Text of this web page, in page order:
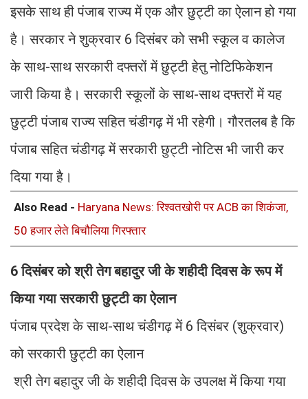
इसके साथ ही पंजाब राज्य में एक और छुट्टी का ऐलान हो गया
है। सरकार ने शुक्रवार 6 दिसंबर को सभी स्कूल व कालेज
के साथ-साथ सरकारी दफ्तरों में छुट्टी हेतु नोटिफिकेशन
जारी किया है। सरकारी स्कूलों के साथ-साथ दफ्तरों में यह
छुट्टी पंजाब राज्य सहित चंडीगढ़ में भी रहेगी। गौरतलब है कि
पंजाब सहित चंडीगढ़ में सरकारी छुट्टी नोटिस भी जारी कर
दिया गया है।
Also Read - Haryana News: रिश्वतखोरी पर ACB का शिकंजा,
50 हजार लेते बिचौलिया गिरफ्तार
6 दिसंबर को श्री तेग बहादुर जी के शहीदी दिवस के रूप में
किया गया सरकारी छुट्टी का ऐलान
पंजाब प्रदेश के साथ-साथ चंडीगढ़ में 6 दिसंबर (शुक्रवार)
को सरकारी छुट्टी का ऐलान
श्री तेग बहादुर जी के शहीदी दिवस के उपलक्ष में किया गया